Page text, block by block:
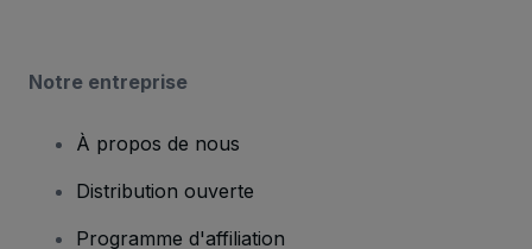
Notre entreprise
À propos de nous
Distribution ouverte
Programme d'affiliation